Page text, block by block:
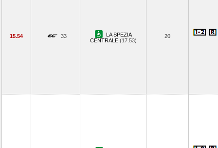
15.54 33
LA SPEZIA
CENTRALE (17.53)
20